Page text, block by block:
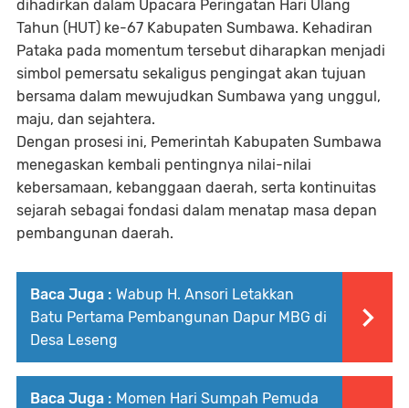
dihadirkan dalam Upacara Peringatan Hari Ulang
Tahun (HUT) ke-67 Kabupaten Sumbawa. Kehadiran
Pataka pada momentum tersebut diharapkan menjadi
simbol pemersatu sekaligus pengingat akan tujuan
bersama dalam mewujudkan Sumbawa yang unggul,
maju, dan sejahtera.
Dengan prosesi ini, Pemerintah Kabupaten Sumbawa
menegaskan kembali pentingnya nilai-nilai
kebersamaan, kebanggaan daerah, serta kontinuitas
sejarah sebagai fondasi dalam menatap masa depan
pembangunan daerah.
Baca Juga : Wabup H. Ansori Letakkan
Batu Pertama Pembangunan Dapur MBG di
Desa Leseng
Baca Juga : Momen Hari Sumpah Pemuda